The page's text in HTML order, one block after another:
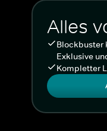
Alles
Blockbuster
Exklusive
Kompletter